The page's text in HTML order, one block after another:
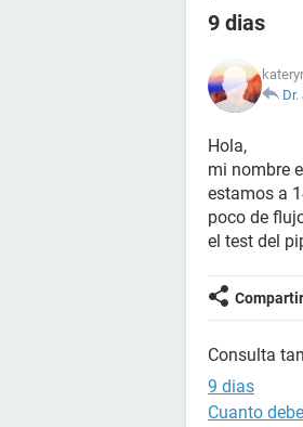
9 dias
Hola,
mi nombre
estamos a
poco de
el test del
Compartir
Consulta
9 dias
Cuanto